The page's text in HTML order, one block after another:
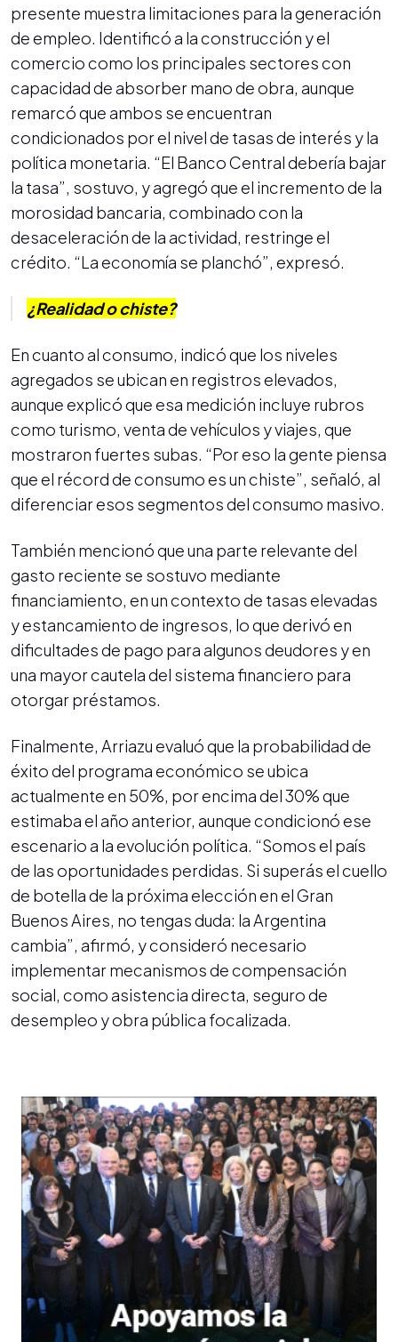
presente muestra limitaciones para la generación
de empleo. Identificó a la construcción y el
comercio como los principales sectores con
capacidad de absorber mano de obra, aunque
remarcó que ambos se encuentran
condicionados por el nivel de tasas de interés y la
política monetaria. “El Banco Central debería bajar
la tasa”, sostuvo, y agregó que el incremento de la
morosidad bancaria, combinado con la
desaceleración de la actividad, restringe el
crédito. “La economía se planchó”, expresó.
¿Realidad o chiste?
En cuanto al consumo, indicó que los niveles
agregados se ubican en registros elevados,
aunque explicó que esa medición incluye rubros
como turismo, venta de vehículos y viajes, que
mostraron fuertes subas. “Por eso la gente piensa
que el récord de consumo es un chiste”, señaló, al
diferenciar esos segmentos del consumo masivo.
También mencionó que una parte relevante del
gasto reciente se sostuvo mediante
financiamiento, en un contexto de tasas elevadas
y estancamiento de ingresos, lo que derivó en
dificultades de pago para algunos deudores y en
una mayor cautela del sistema financiero para
otorgar préstamos.
Finalmente, Arriazu evaluó que la probabilidad de
éxito del programa económico se ubica
actualmente en 50%, por encima del 30% que
estimaba el año anterior, aunque condicionó ese
escenario a la evolución política. “Somos el país
de las oportunidades perdidas. Si superás el cuello
de botella de la próxima elección en el Gran
Buenos Aires, no tengas duda: la Argentina
cambia”, afirmó, y consideró necesario
implementar mecanismos de compensación
social, como asistencia directa, seguro de
desempleo y obra pública focalizada.